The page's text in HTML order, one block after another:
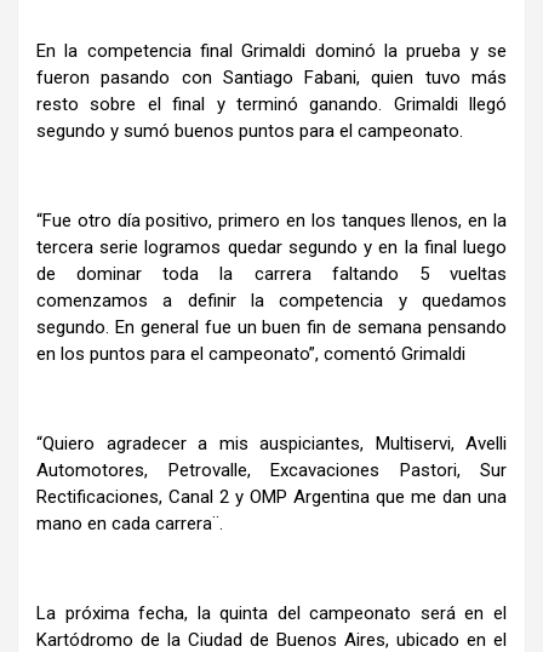
En la competencia final Grimaldi dominó la prueba y se
fueron pasando con Santiago Fabani, quien tuvo más
resto sobre el final y terminó ganando. Grimaldi llegó
segundo y sumó buenos puntos para el campeonato.
“Fue otro día positivo, primero en los tanques llenos, en la
tercera serie logramos quedar segundo y en la final luego
de dominar toda la carrera faltando 5 vueltas
comenzamos a definir la competencia y quedamos
segundo. En general fue un buen fin de semana pensando
en los puntos para el campeonato”, comentó Grimaldi
“Quiero agradecer a mis auspiciantes, Multiservi, Avelli
Automotores, Petrovalle, Excavaciones Pastori, Sur
Rectificaciones, Canal 2 y OMP Argentina que me dan una
mano en cada carrera¨.
La próxima fecha, la quinta del campeonato será en el
Kartódromo de la Ciudad de Buenos Aires, ubicado en el